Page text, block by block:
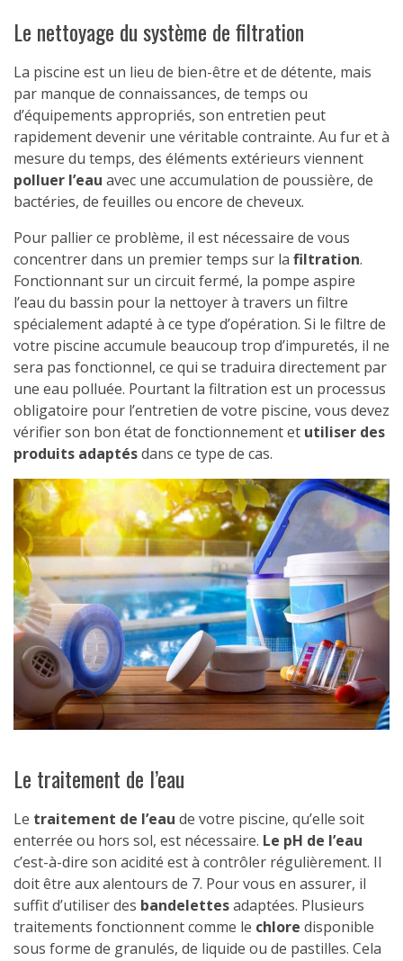
Le nettoyage du système de filtration
La piscine est un lieu de bien-être et de détente, mais
par manque de connaissances, de temps ou
d’équipements appropriés, son entretien peut
rapidement devenir une véritable contrainte. Au fur et à
mesure du temps, des éléments extérieurs viennent
polluer l’eau avec une accumulation de poussière, de
bactéries, de feuilles ou encore de cheveux.
Pour pallier ce problème, il est nécessaire de vous
concentrer dans un premier temps sur la filtration.
Fonctionnant sur un circuit fermé, la pompe aspire
l’eau du bassin pour la nettoyer à travers un filtre
spécialement adapté à ce type d’opération. Si le filtre de
votre piscine accumule beaucoup trop d’impuretés, il ne
sera pas fonctionnel, ce qui se traduira directement par
une eau polluée. Pourtant la filtration est un processus
obligatoire pour l’entretien de votre piscine, vous devez
vérifier son bon état de fonctionnement et utiliser des
produits adaptésdans ce type de cas.
Le traitement de l’eau
Le traitement de l’eau de votre piscine, qu’elle soit
enterrée ou hors sol, est nécessaire. Le pH de l’eau
c’est-à-dire son acidité est à contrôler régulièrement. Il
doit être aux alentours de 7. Pour vous en assurer, il
suffit d’utiliser des bandelettesadaptées. Plusieurs
traitements fonctionnent comme le chlore disponible
sous forme de granulés, de liquide ou de pastilles. Cela